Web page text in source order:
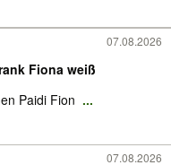
07.08.2026
Fiona weiß
Paidi Fion ...
07.08.2026